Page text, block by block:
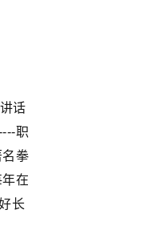
话
职
拳
在
长